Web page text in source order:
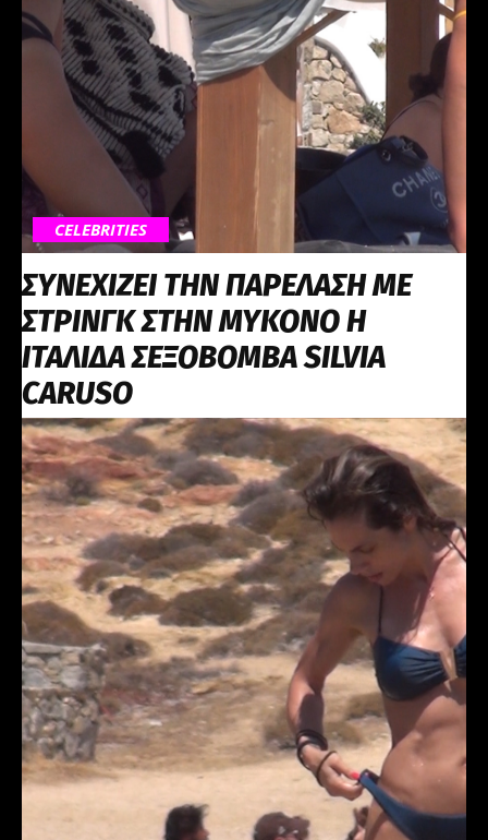
CELEBRITIES
ΣΥΝΕΧΙΖΕΙ ΤΗΝ ΠΑΡΕΛΑΣΗ ΜΕ
ΣΤΡΙΝΓΚ ΣΤΗΝ ΜΥΚΟΝΟ Η
ΙΤΑΛΙΔΑ ΣΕΞΟΒΟΜΒΑ SILVIA
CARUSO